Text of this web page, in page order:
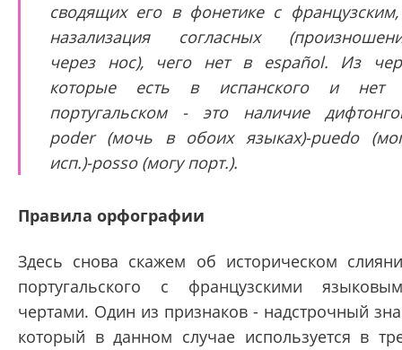
сводящих его в фонетике с
назализация согласных
через нос), чего нет в español. Из
которые есть в испанского и нет
португальском - это наличие
poder (мочь в обоих языках)-puedo
исп.)-posso (могу порт.).
Правила орфографии
Здесь снова скажем об историческом
португальского с французскими
чертами. Один из признаков - надстрочный
который в данном случае используется в